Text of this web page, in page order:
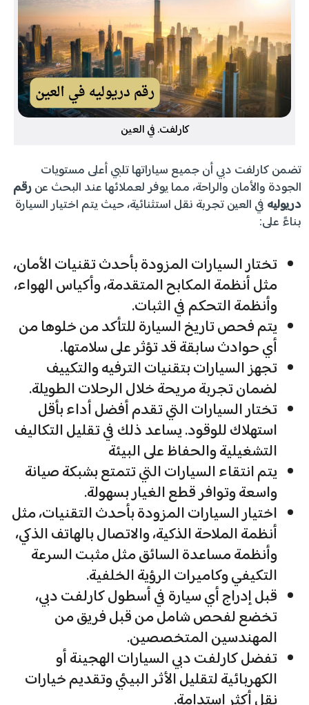
كارلفت. في العين
تضمن كارلفت دبي أن جميع سياراتها تلبي أعلى مستويات
الجودة والأمان والراحة، مما يوفر لعملائها عند البحث عنرقم
دريوليه في العين تجربة نقل استثنائية، حيث يتم اختيار السيارة
بناءً على:
تختار السيارات المزودة بأحدث تقنيات الأمان،
مثل أنظمة المكابح المتقدمة، وأكياس الهواء،
وأنظمة التحكم في الثبات.
يتم فحص تاريخ السيارة للتأكد من خلوها من
أي حوادث سابقة قد تؤثر على سلامتها.
تجهز السيارات بتقنيات الترفيه والتكييف
لضمان تجربة مريحة خلال الرحلات الطويلة.
تختار السيارات التي تقدم أفضل أداء بأقل
استهلاك للوقود. يساعد ذلك في تقليل التكاليف
التشغيلية والحفاظ على البيئة
يتم انتقاء السيارات التي تتمتع بشبكة صيانة
واسعة وتوافر قطع الغيار بسهولة.
اختيار السيارات المزودة بأحدث التقنيات، مثل
أنظمة الملاحة الذكية، والاتصال بالهاتف الذكي،
وأنظمة مساعدة السائق مثل مثبت السرعة
التكيفي وكاميرات الرؤية الخلفية.
قبل إدراج أي سيارة في أسطول كارلفت دبي،
تخضع لفحص شامل من قبل فريق من
المهندسين المتخصصين.
تفضل كارلفت دبي السيارات الهجينة أو
الكهربائية لتقليل الأثر البيئي وتقديم خيارات